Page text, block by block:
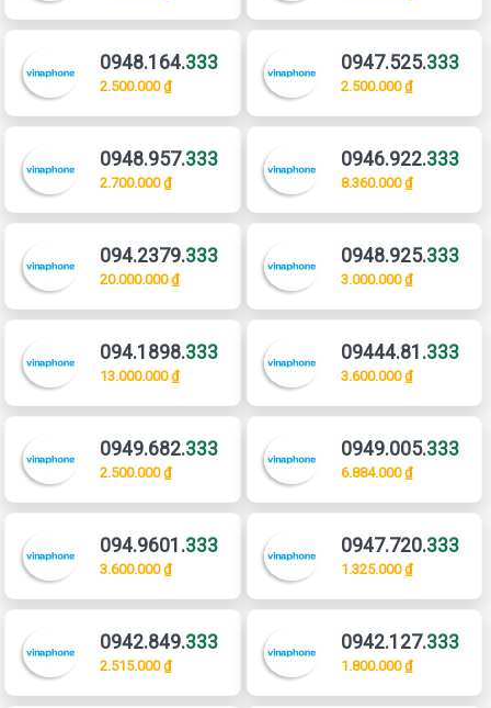
0948.164.333
2.500.000 ₫
0947.525.333
2.500.000 ₫
0948.957.333
2.700.000 ₫
0946.922.333
8.360.000 ₫
094.2379.333
20.000.000 ₫
0948.925.333
3.000.000 ₫
094.1898.333
13.000.000 ₫
09444.81.333
3.600.000 ₫
0949.682.333
2.500.000 ₫
0949.005.333
6.884.000 ₫
094.9601.333
3.600.000 ₫
0947.720.333
1.325.000 ₫
0942.849.333
2.515.000 ₫
0942.127.333
1.800.000 ₫